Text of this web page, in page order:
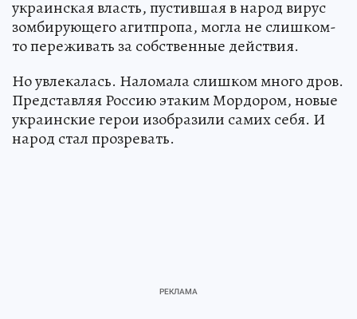
украинская власть, пустившая в народ вирус
зомбирующего агитпропа, могла не слишком-
то переживать за собственные действия.
Но увлекалась. Наломала слишком много дров.
Представляя Россию этаким Мордором, новые
украинские герои изобразили самих себя. И
народ стал прозревать.